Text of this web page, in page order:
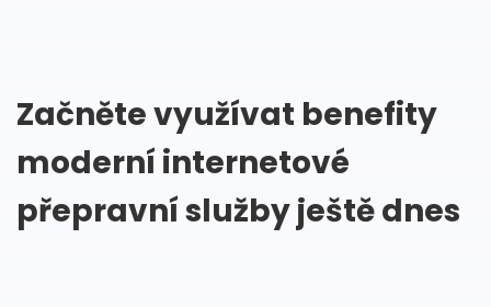
Začněte využívat benefity
moderní internetové
přepravní služby ještě dnes